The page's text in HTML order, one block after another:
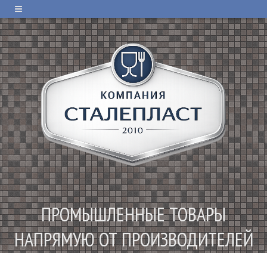
ПРОМЫШЛЕННЫЕ ТОВАРЫ
НАПРЯМУЮ ОТ ПРОИЗВОДИТЕЛЕЙ